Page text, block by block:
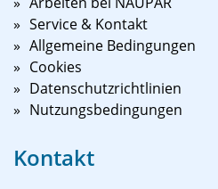
Service & Kontakt
Allgemeine Bedingungen
Cookies
Datenschutzrichtlinien
Nutzungsbedingungen
Kontakt